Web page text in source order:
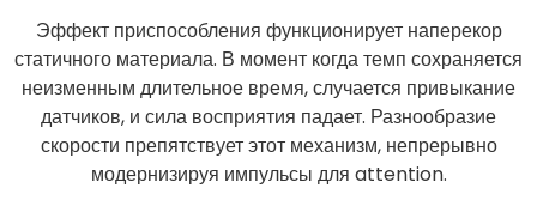
Эффект приспособления функционирует наперекор
статичного материала. В момент когда темп сохраняется
неизменным длительное время, случается привыкание
датчиков, и сила восприятия падает. Разнообразие
скорости препятствует этот механизм, непрерывно
модернизируя импульсы для attention.